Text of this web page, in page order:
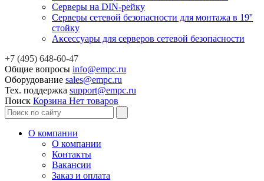
Серверы на DIN-рейку
Серверы сетевой безопасности для монтажа в 19''
стойку
Аксессуары для серверов сетевой безопасности
+7 (495) 648-60-47
Общие вопросы info@empc.ru
Оборудование sales@empc.ru
Тех. поддержка support@empc.ru
Поиск Корзина Нет товаров
О компании
О компании
Контакты
Вакансии
Заказ и оплата